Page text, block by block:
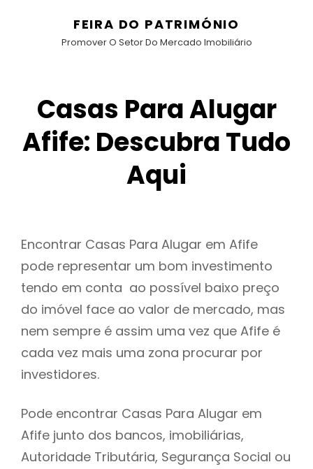
FEIRA DO PATRIMÓNIO
Promover O Setor Do Mercado Imobiliário
Casas Para Alugar
Afife: Descubra Tudo
Aqui
Encontrar Casas Para Alugar em Afife
pode representar um bom investimento
tendo em conta ao possível baixo preço
do imóvel face ao valor de mercado, mas
nem sempre é assim uma vez que Afife é
cada vez mais uma zona procurar por
investidores.
Pode encontrar Casas Para Alugar em
Afife junto dos bancos, imobiliárias,
Autoridade Tributária, Segurança Social ou